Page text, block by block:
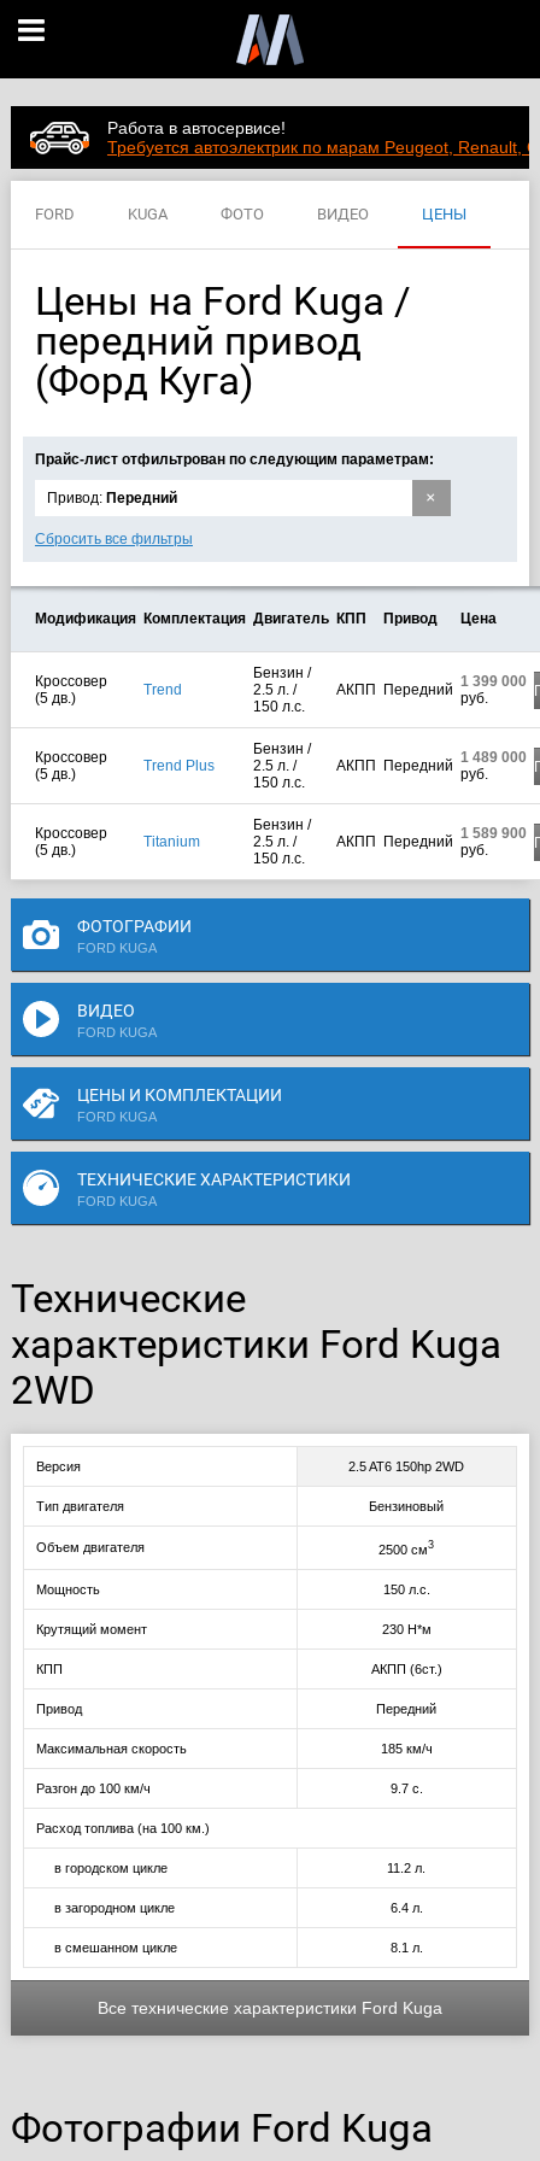
Работа в автосервисе!
Требуется автоэлектрик по марам Peugeot, Renault,
FORD KUGA ФОТО ВИДЕО ЦЕНЫ
Цены на Ford Kuga /
передний привод
(Форд Куга)
Прайс-лист отфильтрован по следующим параметрам:
×
Привод: Передний
Сбросить все фильтры
Модификация Комплектация Двигатель КПП Привод Цена
Кроссовер
(5 дв.)
Trend
Бензин /
2.5 л. /
150 л.с.
АКПП Передний 1 399 000
руб.
Кроссовер
(5 дв.)
Trend Plus
Бензин /
2.5 л. /
150 л.с.
АКПП Передний 1 489 000
руб.
Кроссовер
(5 дв.)
Titanium
Бензин /
2.5 л. /
150 л.с.
АКПП Передний 1 589 900
руб.
ФОТОГРАФИИ
FORD KUGA
ВИДЕО
FORD KUGA
ЦЕНЫ И КОМПЛЕКТАЦИИ
FORD KUGA
ТЕХНИЧЕСКИЕ ХАРАКТЕРИСТИКИ
FORD KUGA
Технические
характеристики Ford Kuga
2WD
Версия 2.5 AT6 150hp 2WD
Тип двигателя Бензиновый
Объем двигателя 2500 см3
Мощность 150 л.с.
Крутящий момент 230 Н*м
КПП АКПП (6ст.)
Привод Передний
Максимальная скорость 185 км/ч
Разгон до 100 км/ч 9.7 с.
Расход топлива (на 100 км.)
в городском цикле 11.2 л.
в загородном цикле 6.4 л.
в смешанном цикле 8.1 л.
Все технические характеристики Ford Kuga
Фотографии Ford Kuga